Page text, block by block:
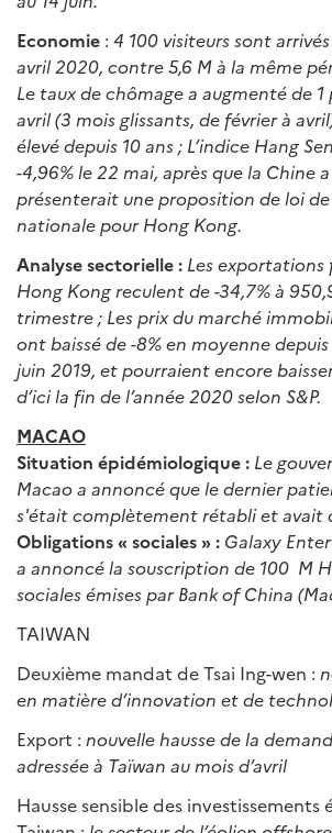
Economie : 4 100 visiteurs sont
avril 2020, contre 5,6 M à la même
Le taux de chômage a augmenté de 1
avril (3 mois glissants, de février à
élevé depuis 10 ans ; L’indice Hang
-4,96% le 22 mai, après que la Chine
présenterait une proposition de loi
nationale pour Hong Kong.
Analyse sectorielle : Les exportations
Hong Kong reculent de -34,7% à
trimestre ; Les prix du marché
ont baissé de -8% en moyenne
juin 2019, et pourraient encore
d’ici la fin de l’année 2020 selon S&P.
MACAO
Situation épidémiologique : Le
Macao a annoncé que le dernier
s'était complètement rétabli et avait
Obligations « sociales » : Galaxy
a annoncé la souscription de 100 M
sociales émises par Bank of China
TAIWAN
Deuxième mandat de Tsai Ing-wen :
en matière d’innovation et de
Export : nouvelle hausse de la
adresséeà Taïwan au mois d’avril
Hausse sensible des investissements